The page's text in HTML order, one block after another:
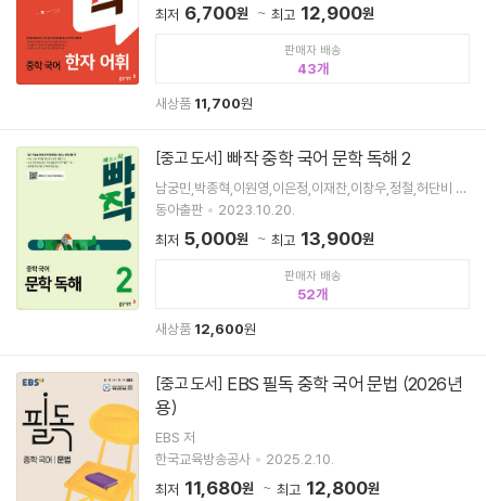
최저 6,700원 최고 12,900원
판매자 배송
43
새상품 11,700원
[중고 도서] 빠작 중학 국어 문학 독해 2
남궁민,박종혁,이원영,이은정,이재찬,이창우,정철,허단비 공
저
동아출판
2023.10.20.
최저 5,000원 최고 13,900원
판매자 배송
52
새상품 12,600원
[중고 도서]
용)
EBS 저
한국교육방송공사
2025.2.10.
최저 11,680원 최고 12,800원